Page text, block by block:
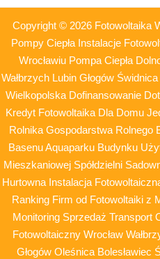
Copyright © 2026 Fotowoltaika
Pompy Ciepła Instalacje
Wrocławiu Pompa Ciepła
Wałbrzych Lubin Głogów
Wielkopolska Dofinansowanie
Kredyt Fotowoltaika Dla Domu
Rolnika Gospodarstwa Rolnego
Basenu Aquaparku Budynku
Mieszkaniowej Spółdzielni
Hurtowna Instalacja
Ranking Firm od Fotowoltaiki z
Monitoring Sprzedaż Transport
Fotowoltaiczny Wrocław
Głogów Oleśnica Bolesławiec